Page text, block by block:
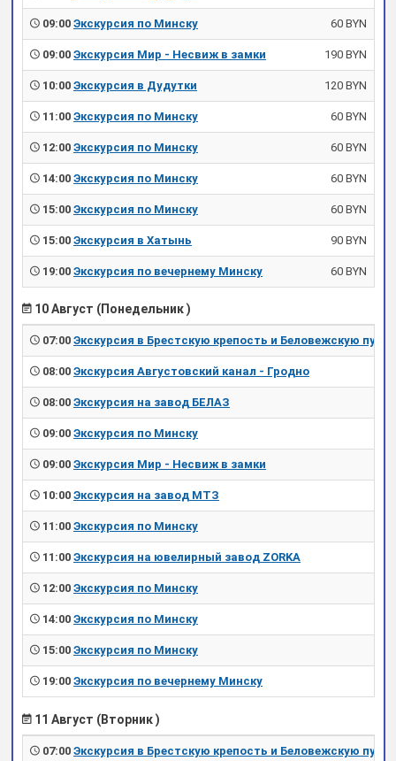
09:00 Экскурсия по Минску 60 BYN
09:00 Экскурсия Мир - Несвиж в замки 190 BYN
10:00 Экскурсия в Дудутки 120 BYN
11:00 Экскурсия по Минску 60 BYN
12:00 Экскурсия по Минску 60 BYN
14:00 Экскурсия по Минску 60 BYN
15:00 Экскурсия по Минску 60 BYN
15:00 Экскурсия в Хатынь 90 BYN
19:00 Экскурсия по вечернему Минску 60 BYN
10 Август (Понедельник )
07:00 Экскурсия в Брестскую крепость и Беловежскую пущу
08:00 Экскурсия Августовский канал - Гродно
08:00 Экскурсия на завод БЕЛАЗ
09:00 Экскурсия по Минску
09:00 Экскурсия Мир - Несвиж в замки
10:00 Экскурсия на завод МТЗ
11:00 Экскурсия по Минску
11:00 Экскурсия на ювелирный завод ZORKA
12:00 Экскурсия по Минску
14:00 Экскурсия по Минску
15:00 Экскурсия по Минску
19:00 Экскурсия по вечернему Минску
11 Август (Вторник )
07:00 Экскурсия в Брестскую крепость и Беловежскую пущу